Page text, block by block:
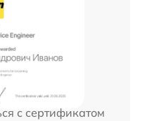
с сертификатом